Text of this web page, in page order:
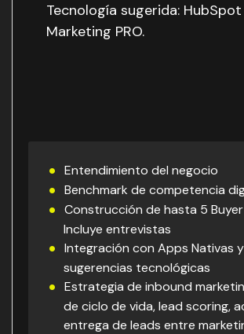
Tecnología sugerida: HubSpot
Marketing PRO.
Entendimiento del negocio
Benchmark de competencia
Construcción de hasta 5 Buyer
Incluye entrevistas
Integración con Apps Nativas y
sugerencias tecnológicas
Estrategia de inbound
de ciclo de vida, lead scoring,
entrega de leads entre